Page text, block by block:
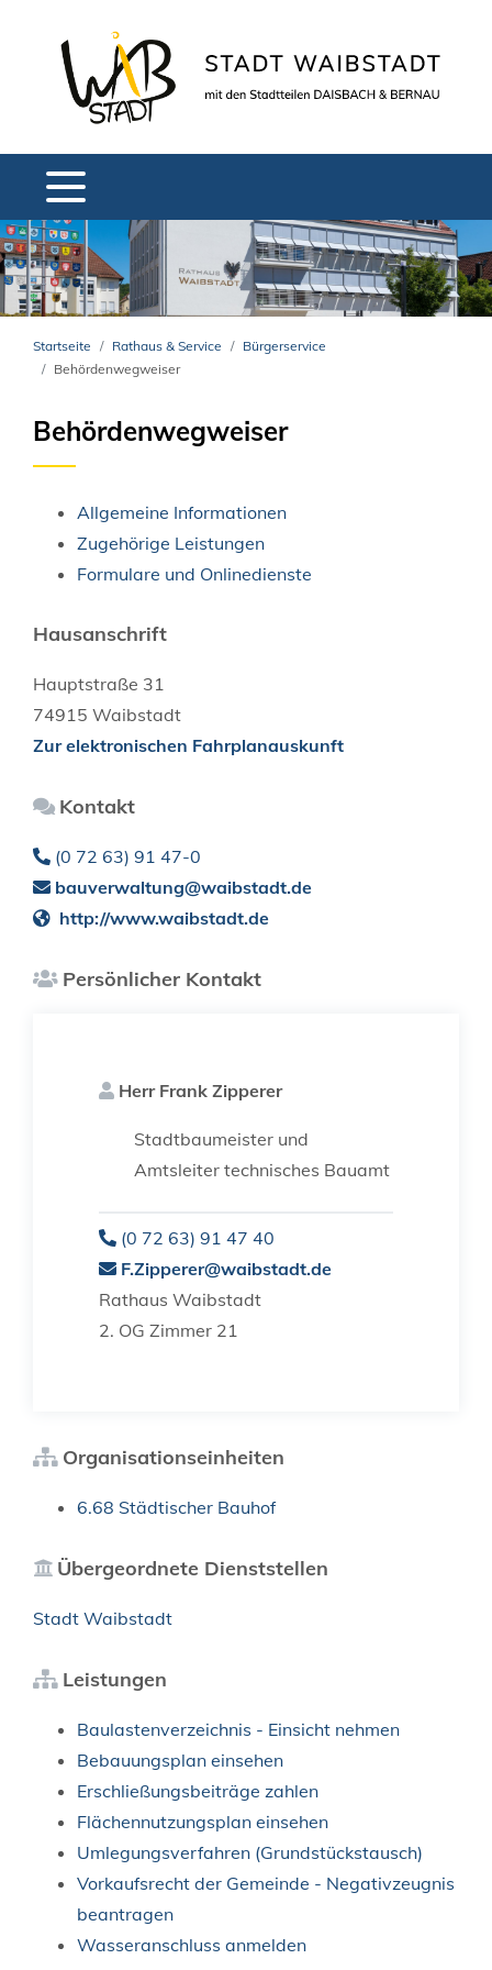
Startseite Rathaus & Service
Bürgerservice
Behördenwegweiser
Behördenwegweiser
Allgemeine Informationen
Zugehörige Leistungen
Formulare und Onlinedienste
Hausanschrift
Hauptstraße 31
74915 Waibstadt
Zur elektronischen Fahrplanauskunft
Kontakt
(0 72 63) 91 47-0
bauverwaltung@waibstadt.de
http://www.waibstadt.de
Persönlicher Kontakt
Herr Frank Zipperer
Stadtbaumeister und
Amtsleiter technisches Bauamt
(0 72 63) 91 47 40
F.Zipperer@waibstadt.de
Rathaus Waibstadt
2. OG Zimmer 21
Organisationseinheiten
6.68 Städtischer Bauhof
Übergeordnete Dienststellen
Stadt Waibstadt
Leistungen
Baulastenverzeichnis - Einsicht nehmen
Bebauungsplan einsehen
Erschließungsbeiträge zahlen
Flächennutzungsplan einsehen
Umlegungsverfahren (Grundstückstausch)
Vorkaufsrecht der Gemeinde - Negativzeugnis
beantragen
Wasseranschluss anmelden